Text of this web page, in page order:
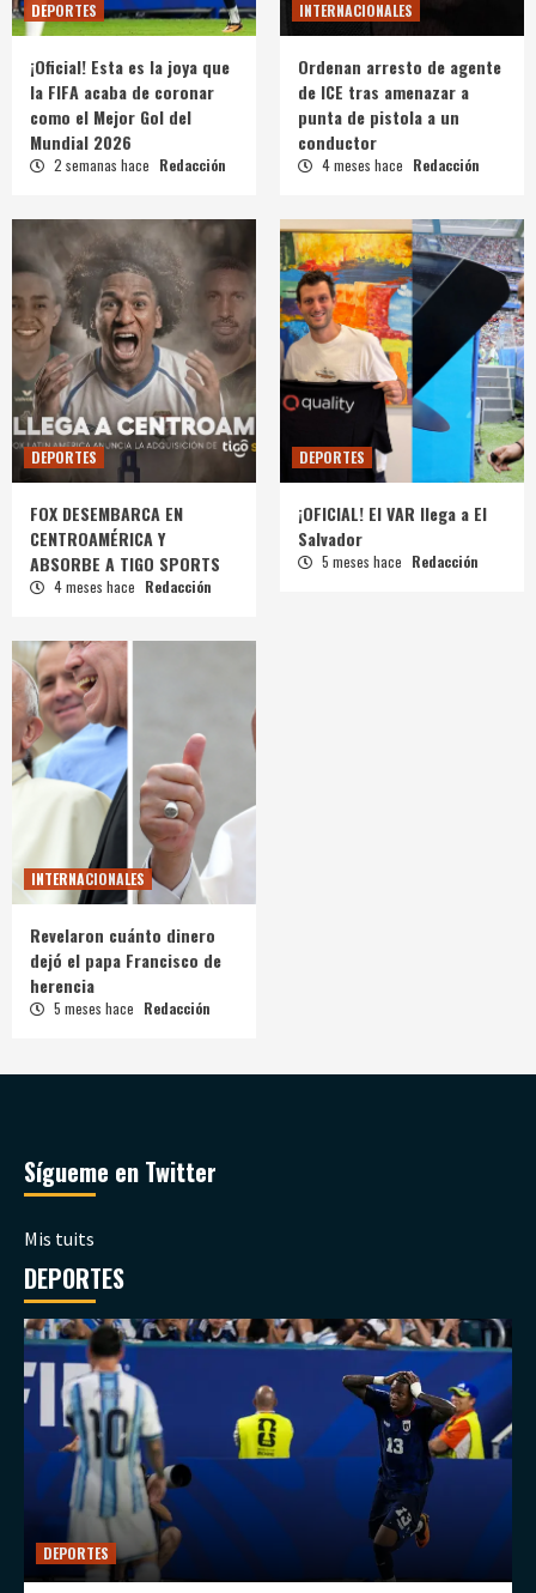
DEPORTES
¡Oficial! Esta es la joya que
la FIFA acaba de coronar
como el Mejor Gol del
Mundial 2026
2 semanas hace Redacción
INTERNACIONALES
Ordenan arresto de agente
de ICE tras amenazar a
punta de pistola a un
conductor
4 meses hace Redacción
DEPORTES
FOX DESEMBARCA EN
CENTROAMÉRICA Y
ABSORBE A TIGO SPORTS
4 meses hace Redacción
DEPORTES
¡OFICIAL! El VAR llega a El
Salvador
5 meses hace Redacción
INTERNACIONALES
Revelaron cuánto dinero
dejó el papa Francisco de
herencia
5 meses hace Redacción
Sígueme en Twitter
Mis tuits
DEPORTES
DEPORTES